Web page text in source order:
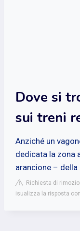
Dove si
sui treni
Anziché un
dedicata la zona
arancione –
Richiesta di
isualizza la risposta